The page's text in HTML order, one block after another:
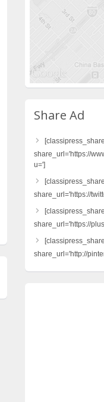
Share Ad
share_url='https://
u=']
share_url='https://
share_url='https://
share_url='http://